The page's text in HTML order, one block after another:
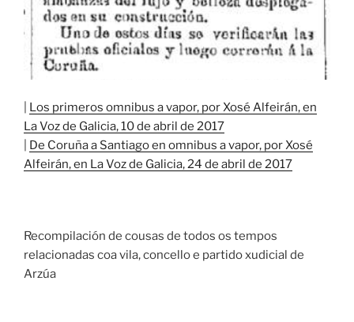
Los primeros omnibus a vapor, por Xosé Alfeirán, en
La Voz de Galicia, 10 de abril de 2017
De Coruña a Santiago en omnibus a vapor, por Xosé
Alfeirán, en La Voz de Galicia, 24 de abril de 2017
Recompilación de cousas de todos os tempos
relacionadas coa vila, concello e partido xudicial de
Arzúa